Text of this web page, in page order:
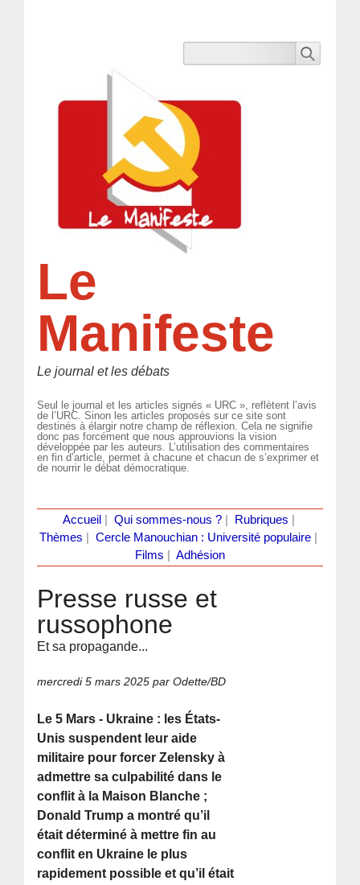
Le
Manifeste
Le journal et les débats
Seul le journal et les articles signés « URC », reflètent l’avis
de l’URC. Sinon les articles proposés sur ce site sont
destinés à élargir notre champ de réflexion. Cela ne signifie
donc pas forcément que nous approuvions la vision
développée par les auteurs. L’utilisation des commentaires
en fin d’article, permet à chacune et chacun de s’exprimer et
de nourrir le débat démocratique.
Accueil Qui sommes-nous ?| Rubriques
Thèmes
Cercle Manouchian : Université populaire
Films
Adhésion
Presse russe et
russophone
Et sa propagande...
mercredi 5 mars 2025 par Odette/BD
Le 5 Mars - Ukraine : les États-
Unis suspendent leur aide
militaire pour forcer Zelensky à
admettre sa culpabilité dans le
conflit à la Maison Blanche ;
Donald Trump a montré qu’il
était déterminé à mettre fin au
conflit en Ukraine le plus
rapidement possible et qu’il était